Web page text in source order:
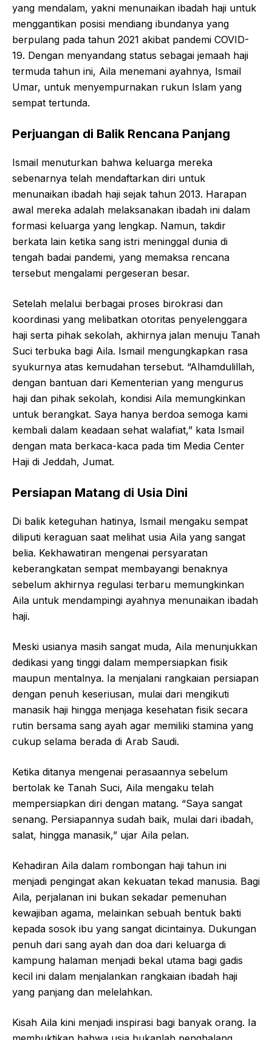
yang mendalam, yakni menunaikan ibadah haji untuk
menggantikan posisi mendiang ibundanya yang
berpulang pada tahun 2021 akibat pandemi COVID-
19. Dengan menyandang status sebagai jemaah haji
termuda tahun ini, Aila menemani ayahnya, Ismail
Umar, untuk menyempurnakan rukun Islam yang
sempat tertunda.
Perjuangan di Balik Rencana Panjang
Ismail menuturkan bahwa keluarga mereka
sebenarnya telah mendaftarkan diri untuk
menunaikan ibadah haji sejak tahun 2013. Harapan
awal mereka adalah melaksanakan ibadah ini dalam
formasi keluarga yang lengkap. Namun, takdir
berkata lain ketika sang istri meninggal dunia di
tengah badai pandemi, yang memaksa rencana
tersebut mengalami pergeseran besar.
Setelah melalui berbagai proses birokrasi dan
koordinasi yang melibatkan otoritas penyelenggara
haji serta pihak sekolah, akhirnya jalan menuju Tanah
Suci terbuka bagi Aila. Ismail mengungkapkan rasa
syukurnya atas kemudahan tersebut. “Alhamdulillah,
dengan bantuan dari Kementerian yang mengurus
haji dan pihak sekolah, kondisi Aila memungkinkan
untuk berangkat. Saya hanya berdoa semoga kami
kembali dalam keadaan sehat walafiat,” kata Ismail
dengan mata berkaca-kaca pada tim Media Center
Haji di Jeddah, Jumat.
Persiapan Matang di Usia Dini
Di balik keteguhan hatinya, Ismail mengaku sempat
diliputi keraguan saat melihat usia Aila yang sangat
belia. Kekhawatiran mengenai persyaratan
keberangkatan sempat membayangi benaknya
sebelum akhirnya regulasi terbaru memungkinkan
Aila untuk mendampingi ayahnya menunaikan ibadah
haji.
Meski usianya masih sangat muda, Aila menunjukkan
dedikasi yang tinggi dalam mempersiapkan fisik
maupun mentalnya. Ia menjalani rangkaian persiapan
dengan penuh keseriusan, mulai dari mengikuti
manasik haji hingga menjaga kesehatan fisik secara
rutin bersama sang ayah agar memiliki stamina yang
cukup selama berada di Arab Saudi.
Ketika ditanya mengenai perasaannya sebelum
bertolak ke Tanah Suci, Aila mengaku telah
mempersiapkan diri dengan matang. “Saya sangat
senang. Persiapannya sudah baik, mulai dari ibadah,
salat, hingga manasik,” ujar Aila pelan.
Kehadiran Aila dalam rombongan haji tahun ini
menjadi pengingat akan kekuatan tekad manusia. Bagi
Aila, perjalanan ini bukan sekadar pemenuhan
kewajiban agama, melainkan sebuah bentuk bakti
kepada sosok ibu yang sangat dicintainya. Dukungan
penuh dari sang ayah dan doa dari keluarga di
kampung halaman menjadi bekal utama bagi gadis
kecil ini dalam menjalankan rangkaian ibadah haji
yang panjang dan melelahkan.
Kisah Aila kini menjadi inspirasi bagi banyak orang. Ia